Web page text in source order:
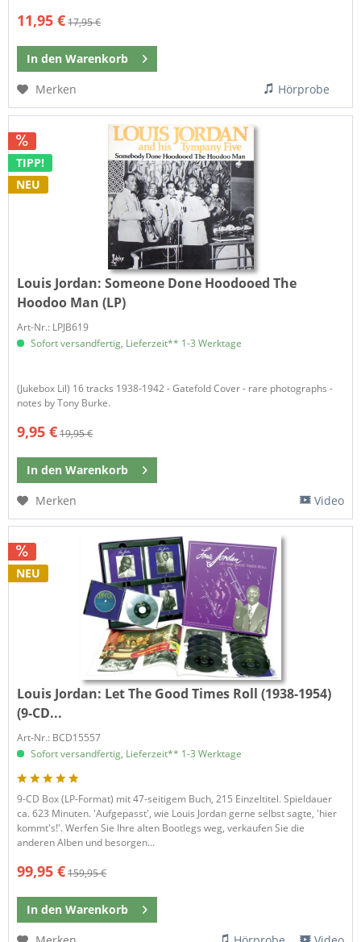
11,95 €17,95 €
In den Warenkorb
Merken
Hörprobe
TIPP!
NEU
Louis Jordan: Someone Done Hoodooed The
Hoodoo Man (LP)
Art-Nr.: LPJB619
Sofort versandfertig, Lieferzeit** 1-3 Werktage
(Jukebox Lil) 16 tracks 1938-1942 - Gatefold Cover - rare photographs -
notes by Tony Burke.
9,95 €19,95 €
In den Warenkorb
Merken
Video
NEU
Louis Jordan: Let The Good Times Roll (1938-1954)
(9-CD...
Art-Nr.: BCD15557
Sofort versandfertig, Lieferzeit** 1-3 Werktage
9-CD Box (LP-Format) mit 47-seitigem Buch, 215 Einzeltitel. Spieldauer
ca. 623 Minuten. 'Aufgepasst', wie Louis Jordan gerne selbst sagte, 'hier
kommt's!'. Werfen Sie Ihre alten Bootlegs weg, verkaufen Sie die
anderen Alben und besorgen...
99,95 €159,95 €
In den Warenkorb